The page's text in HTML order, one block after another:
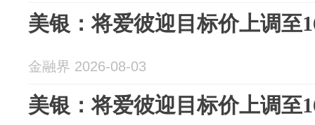
美银：将爱彼迎目标价上调至
金融界 2026-08-03
美银：将爱彼迎目标价上调至